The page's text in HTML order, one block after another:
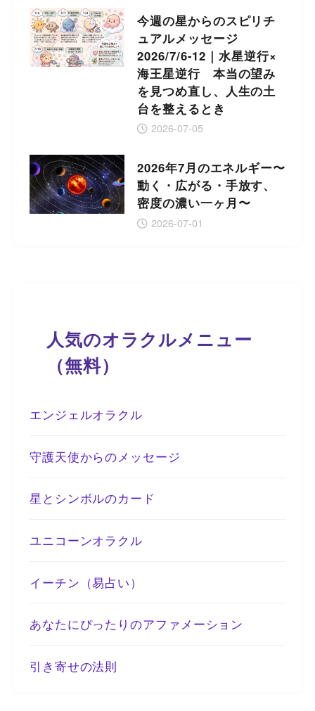
今週の星からのスピリチ
ュアルメッセージ
2026/7/6-12｜水星逆行×
海王星逆行 本当の望み
を見つめ直し、人生の土
台を整えるとき
2026-07-05
2026年7月のエネルギー〜
動く・広がる・手放す、
密度の濃い一ヶ月〜
2026-07-01
人気のオラクルメニュー
（無料）
エンジェルオラクル
守護天使からのメッセージ
星とシンボルのカード
ユニコーンオラクル
イーチン（易占い）
あなたにぴったりのアファメーション
引き寄せの法則